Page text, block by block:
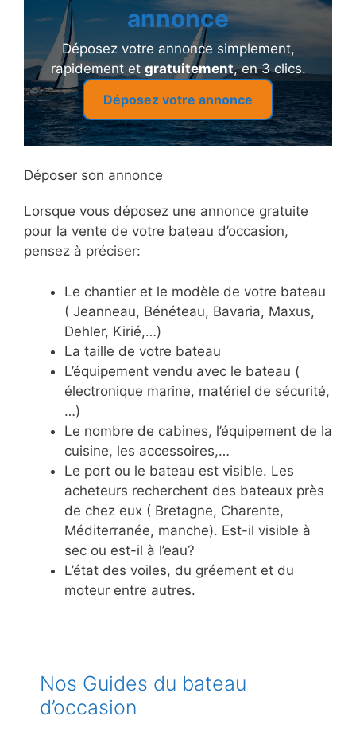
annonce
Déposez votre annonce simplement,
rapidement et gratuitement, en 3 clics.
Déposez votre annonce
Déposer son annonce
Lorsque vous déposez une annonce gratuite
pour la vente de votre bateau d’occasion,
pensez à préciser:
Le chantier et le modèle de votre bateau
( Jeanneau, Bénéteau, Bavaria, Maxus,
Dehler, Kirié,…)
La taille de votre bateau
L’équipement vendu avec le bateau (
électronique marine, matériel de sécurité,
…)
Le nombre de cabines, l’équipement de la
cuisine, les accessoires,…
Le port ou le bateau est visible. Les
acheteurs recherchent des bateaux près
de chez eux ( Bretagne, Charente,
Méditerranée, manche). Est-il visible à
sec ou est-il à l’eau?
L’état des voiles, du gréement et du
moteur entre autres.
Nos Guides du bateau
d’occasion